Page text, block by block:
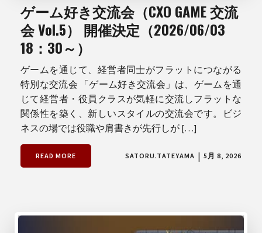
ゲーム好き交流会（CXO GAME 交流
会 Vol.5） 開催決定（2026/06/03
18：30～）
ゲームを通じて、経営者同士がフラットにつながる
特別な交流会 「ゲーム好き交流会」は、ゲームを通
じて経営者・役員クラスが気軽に交流しフラットな
関係性を築く、新しいスタイルの交流会です。ビジ
ネスの場では役職や肩書きが先行しが […]
READ MORE SATORU.TATEYAMA | 5月 8, 2026